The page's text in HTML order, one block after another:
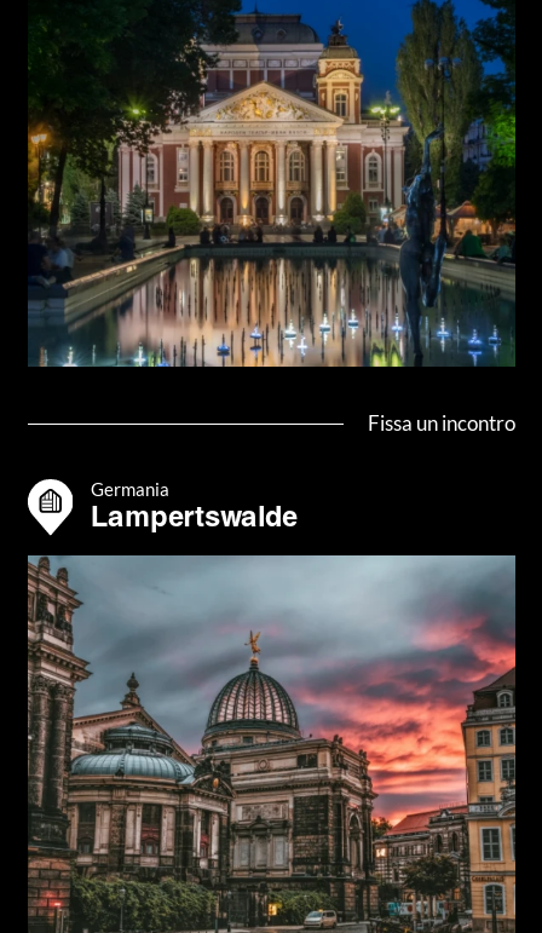
Fissa un incontro
Germania
Lampertswalde